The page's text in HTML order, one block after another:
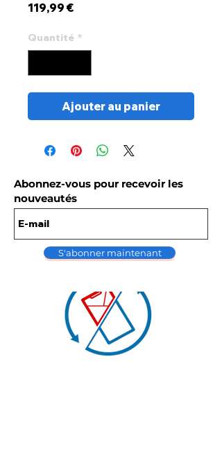
119,99 €
Quantité *
Ajouter au panier
Abonnez-vous pour recevoir les
nouveautés
S'abonner maintenant